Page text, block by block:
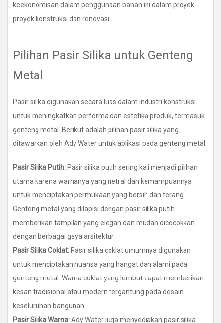
keekonomisan dalam penggunaan bahan ini dalam proyek-
proyek konstruksi dan renovasi.
Pilihan Pasir Silika untuk Genteng
Metal
Pasir silika digunakan secara luas dalam industri konstruksi
untuk meningkatkan performa dan estetika produk, termasuk
genteng metal. Berikut adalah pilihan pasir silika yang
ditawarkan oleh Ady Water untuk aplikasi pada genteng metal:
Pasir Silika Putih: Pasir silika putih sering kali menjadi pilihan
utama karena warnanya yang netral dan kemampuannya
untuk menciptakan permukaan yang bersih dan terang.
Genteng metal yang dilapisi dengan pasir silika putih
memberikan tampilan yang elegan dan mudah dicocokkan
dengan berbagai gaya arsitektur.
Pasir Silika Coklat: Pasir silika coklat umumnya digunakan
untuk menciptakan nuansa yang hangat dan alami pada
genteng metal. Warna coklat yang lembut dapat memberikan
kesan tradisional atau modern tergantung pada desain
keseluruhan bangunan.
Pasir Silika Warna:Ady Water juga menyediakan pasir silika